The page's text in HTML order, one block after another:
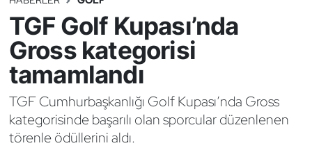
TGF Golf Kupası’nda
Gross kategorisi
tamamlandı
TGF Cumhurbaşkanlığı Golf Kupası’nda Gross
kategorisinde başarılı olan sporcular düzenlenen
törenle ödüllerini aldı.
Binicilik
Bisiklet
Bocce Bowling Dart
Boks